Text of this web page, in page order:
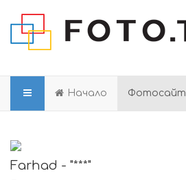
Начало Фотосайт
Farhad - "***"